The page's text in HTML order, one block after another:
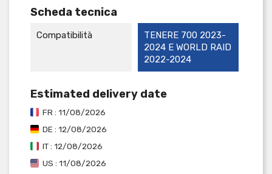
Scheda tecnica
Compatibilità
TENERE 700 2023-
2024 E WORLD RAID
2022-2024
Estimated delivery date
FR : 11/08/2026
DE : 12/08/2026
IT : 12/08/2026
US : 11/08/2026